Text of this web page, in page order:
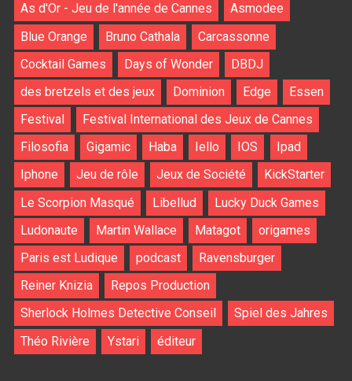
As d'Or - Jeu de l'année de Cannes
Asmodee
Blue Orange
Bruno Cathala
Carcassonne
Cocktail Games
Days of Wonder
DBDJ
des bretzels et des jeux
Dominion Edge
Essen
Festival
Festival International des Jeux de Cannes
Filosofia
Gigamic Haba Iello IOS
Ipad
Iphone
Jeu de rôle Jeux de Société
KickStarter
Le Scorpion Masqué
Libellud
Lucky Duck Games
Ludonaute
Martin Wallace Matagot
origames
Paris est Ludique
podcast
Ravensburger
Reiner Knizia
Repos Production
Sherlock Holmes Detective Conseil
Spiel des Jahres
Théo Rivière
Ystari éditeur